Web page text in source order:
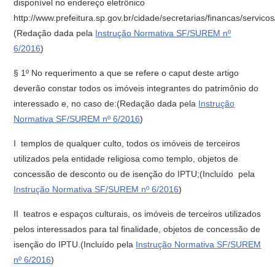
disponível no endereço eletrônico
http://www.prefeitura.sp.gov.br/cidade/secretarias/financas/
(Redação dada pela Instrução Normativa SF/SUREM nº
6/2016)
§ 1º No requerimento a que se refere o caput deste artigo
deverão constar todos os imóveis integrantes do patrimônio do
interessado e, no caso de:(Redação dada pela Instrução
Normativa SF/SUREM nº 6/2016)
I  templos de qualquer culto, todos os imóveis de terceiros
utilizados pela entidade religiosa como templo, objetos de
concessão de desconto ou de isenção do IPTU;(Incluído pela
Instrução Normativa SF/SUREM nº 6/2016)
II  teatros e espaços culturais, os imóveis de terceiros utilizados
pelos interessados para tal finalidade, objetos de concessão de
isenção do IPTU.(Incluído pela Instrução Normativa SF/SUREM
nº 6/2016)